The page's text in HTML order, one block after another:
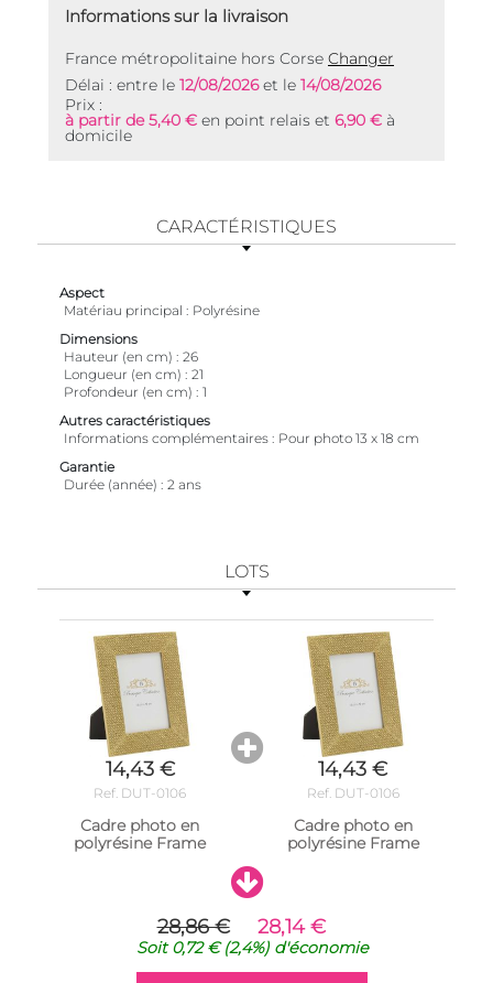
Informations sur la livraison
France métropolitaine hors Corse Changer
Délai : entre le 12/08/2026et le 14/08/2026
Prix :
à partir de 5,40 € en point relais et 6,90 € à
domicile
CARACTÉRISTIQUES
Aspect
Matériau principal
Polyrésine
Dimensions
Hauteur (en cm)
26
Longueur (en cm)
21
Profondeur (en cm)
1
Autres caractéristiques
Informations complémentaires
Pour photo 13 x 18 cm
Garantie
Durée (année)
2 ans
LOTS
14,43 €
Ref. DUT-0106
Cadre photo en
polyrésine Frame
14,43 €
Ref. DUT-0106
Cadre photo en
polyrésine Frame
28,86 € 28,14 €
Soit0,72 €(2,4%)d'économie